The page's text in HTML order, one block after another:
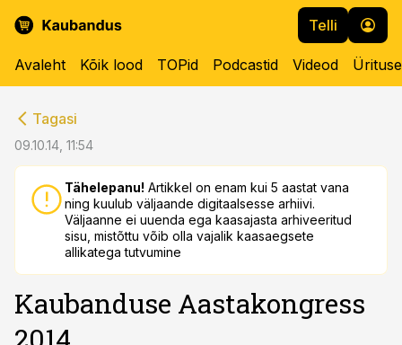
Telli
Avaleht Kõik lood TOPid Podcastid Videod
Tagasi
09.10.14, 11:54
Tähelepanu! Artikkel on enam kui 5 aastat vana
ning kuulub väljaande digitaalsesse arhiivi.
Väljaanne ei uuenda ega kaasajasta arhiveeritud
sisu, mistõttu võib olla vajalik kaasaegsete
allikatega tutvumine
Kaubanduse Aastakongress